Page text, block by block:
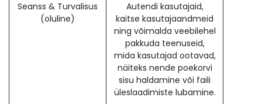
Seanss & Turvalisus
(oluline)
Autendi kasutajaid,
kaitse kasutajaandmeid
ning võimalda veebilehel
pakkuda teenuseid,
mida kasutajad ootavad,
näiteks nende poekorvi
sisu haldamine või faili
üleslaadimiste lubamine.